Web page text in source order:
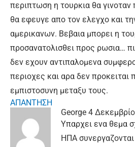
περιπτωση η τουρκια θα γινοταν
θα εφευγε απο τον ελεγχο και
αμερικανων. Βεβαια μπορει η
προσανατολισθει προς ρωσια…
δεν εχουν αντιπαλομενα
περιοχες και αρα δεν προκειται
εμπιστοσυνη μεταξυ τους.
ΑΠΑΝΤΗΣΗ
George 4
Υπαρχει ενα θεμα
ΗΠΑ